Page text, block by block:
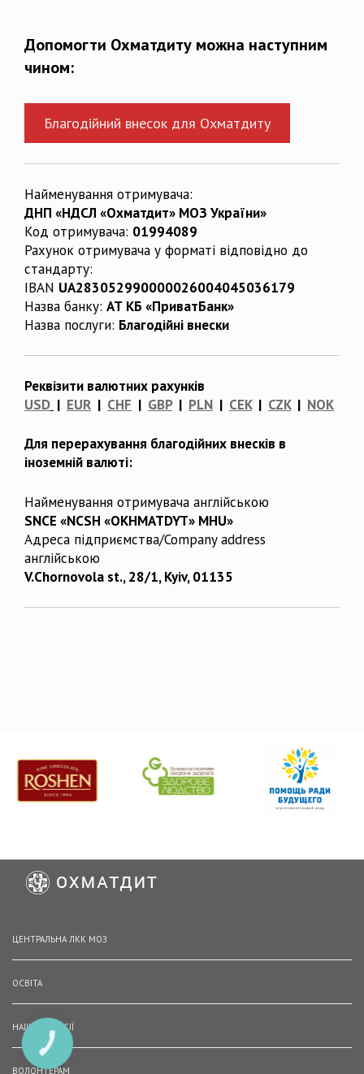
Допомогти Охматдиту можна наступним
чином:
Благодійний внесок для Охматдиту
Найменування отримувача:
ДНП «НДСЛ «Охматдит» МОЗ України»
Код отримувача: 01994089
Рахунок отримувача у форматі відповідно до
стандарту:
IBAN UA283052990000026004045036179
Назва банку: АТ КБ «ПриватБанк»
Назва послуги: Благодійні внески
Реквізити валютних рахунків
USD | EUR | CHF | GBP| PLN | CEK| CZK| NOK
Для перерахування благодійних внесків в
іноземній валюті:
Найменування отримувача англійською
SNCE «NCSH «OKHMATDYT» MHU»
Адреса підприємства/Company address
англійською
V.Chornovola st., 28/1, Kyiv, 01135
ЦЕНТРАЛЬНА ЛКК МОЗ
ОСВІТА
НАШІ ВАКАНСІЇ
ВОЛОНТЕРАМ
КНОПКА
ЗВ'ЯЗКУ